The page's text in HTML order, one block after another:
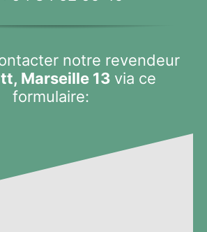
notre revendeur
Marseille 13 via ce
formulaire: